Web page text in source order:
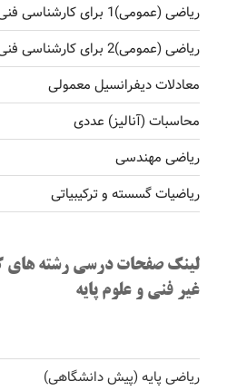
ریاضی (عمومی)1 برای کارشناسی فنی و غلوم پایه
ریاضی (عمومی)2 برای کارشناسی فنی و غلوم پایه
معادلات دیفرانسیل معمولی
محاسبات (آنالیز) عددی
ریاضی مهندسی
ریاضیات گسسته و ترکیبیاتی
لینک صفحات درسی رشته های
غیر فنی و علوم پایه
ریاضی پایه (پیش دانشگاهی)